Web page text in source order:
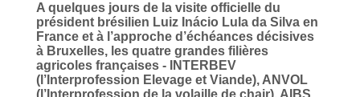
A quelques jours de la visite officielle du
président brésilien Luiz Inácio Lula da Silva en
France et à l’approche d’échéances décisives
à Bruxelles, les quatre grandes filières
agricoles françaises - INTERBEV
(l’Interprofession Elevage et Viande), ANVOL